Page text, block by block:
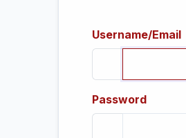
Username/Email
Password